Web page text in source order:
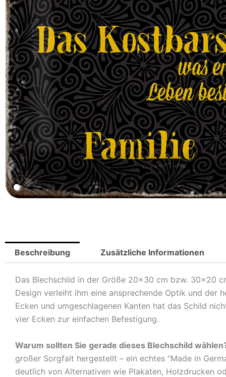
Beschreibung Zusätzliche Informationen
Das Blechschild in der Größe 20×30 cm bzw. 30×20
Design verleiht ihm eine ansprechende Optik und der
Ecken und umgeschlagenen Kanten hat das Schild
vier Ecken zur einfachen Befestigung.
Warum sollten Sie gerade dieses Blechschild
großer Sorgfalt hergestellt – ein echtes “Made in
deutlich von Alternativen wie Plakaten, Holzdrucken